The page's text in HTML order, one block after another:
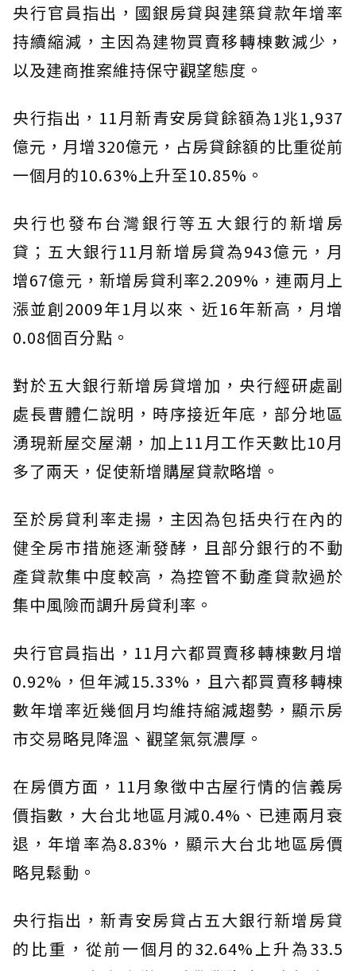
央行官員指出，國銀房貸與建築貸款年增率
持續縮減，主因為建物買賣移轉棟數減少，
以及建商推案維持保守觀望態度。
央行指出，11月新青安房貸餘額為1兆1,937
億元，月增320億元，占房貸餘額的比重從前
一個月的10.63%上升至10.85%。
央行也發布台灣銀行等五大銀行的新增房
貸；五大銀行11月新增房貸為943億元，月
增67億元，新增房貸利率2.209%，連兩月上
漲並創2009年1月以來、近16年新高，月增
0.08個百分點。
對於五大銀行新增房貸增加，央行經研處副
處長曹體仁說明，時序接近年底，部分地區
湧現新屋交屋潮，加上11月工作天數比10月
多了兩天，促使新增購屋貸款略增。
至於房貸利率走揚，主因為包括央行在內的
健全房市措施逐漸發酵，且部分銀行的不動
產貸款集中度較高，為控管不動產貸款過於
集中風險而調升房貸利率。
央行官員指出，11月六都買賣移轉棟數月增
0.92%，但年減15.33%，且六都買賣移轉棟
數年增率近幾個月均維持縮減趨勢，顯示房
市交易略見降溫、觀望氣氛濃厚。
在房價方面，11月象徵中古屋行情的信義房
價指數，大台北地區月減0.4%、已連兩月衰
退，年增率為8.83%，顯示大台北地區房價
略見鬆動。
央行指出，新青安房貸占五大銀行新增房貸
的比重，從前一個月的32.64%上升為33.5